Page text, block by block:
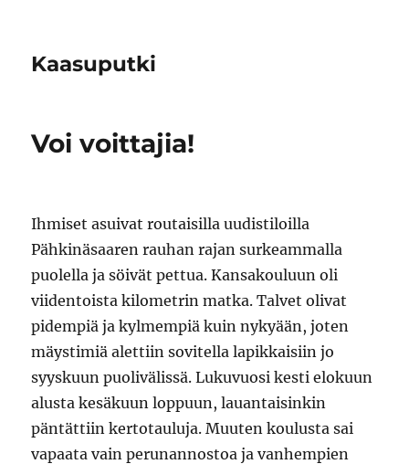
Kaasuputki
Voi voittajia!
Ihmiset asuivat routaisilla uudistiloilla
Pähkinäsaaren rauhan rajan surkeammalla
puolella ja söivät pettua. Kansakouluun oli
viidentoista kilometrin matka. Talvet olivat
pidempiä ja kylmempiä kuin nykyään, joten
mäystimiä alettiin sovitella lapikkaisiin jo
syyskuun puolivälissä. Lukuvuosi kesti elokuun
alusta kesäkuun loppuun, lauantaisinkin
päntättiin kertotauluja. Muuten koulusta sai
vapaata vain perunannostoa ja vanhempien